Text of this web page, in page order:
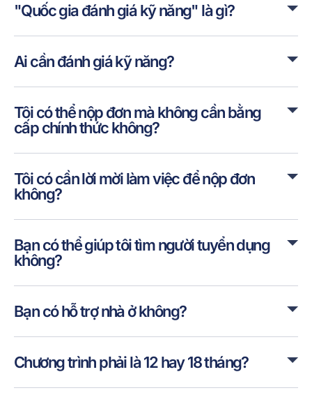
"Quốc gia đánh giá kỹ năng" là gì?
Ai cần đánh giá kỹ năng?
Tôi có thể nộp đơn mà không cần bằng
cấp chính thức không?
Tôi có cần lời mời làm việc để nộp đơn
không?
Bạn có thể giúp tôi tìm người tuyển dụng
không?
Bạn có hỗ trợ nhà ở không?
Chương trình phải là 12 hay 18 tháng?